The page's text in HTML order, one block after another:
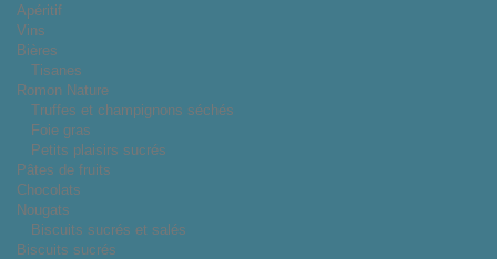
Apéritif
Vins
Bières
Tisanes
Romon Nature
Truffes et champignons séchés
Foie gras
Petits plaisirs sucrés
Pâtes de fruits
Chocolats
Nougats
Biscuits sucrés et salés
Biscuits sucrés